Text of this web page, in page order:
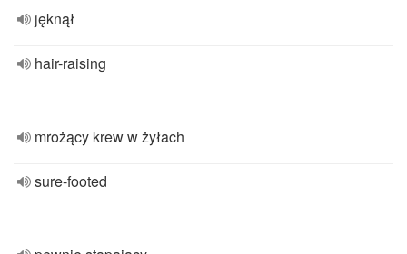
jęknął
hair-raising
mrożący krew w żyłach
sure-footed